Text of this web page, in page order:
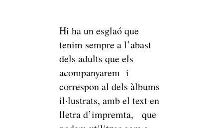
Hi ha un esglaó que
tenim sempre a l’abast
dels adults que els
acompanyarem i
correspon al dels àlbums
il·lustrats, amb el text en
lletra d’impremta, que